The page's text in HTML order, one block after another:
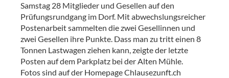
Samstag 28 Mitglieder und Gesellen auf den
Prüfungsrundgang im Dorf. Mit abwechslungsreicher
Postenarbeit sammelten die zwei Gesellinnen und
zwei Gesellen ihre Punkte. Dass man zu tritt einen 8
Tonnen Lastwagen ziehen kann, zeigte der letzte
Posten auf dem Parkplatz bei der Alten Mühle.
Fotos sind auf der Homepage Chlausezunft.ch